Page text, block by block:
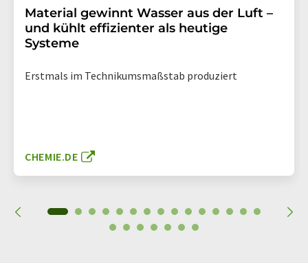
Material gewinnt Wasser aus der Luft –
und kühlt effizienter als heutige
Systeme
Erstmals im Technikumsmaßstab produziert
CHEMIE.DE